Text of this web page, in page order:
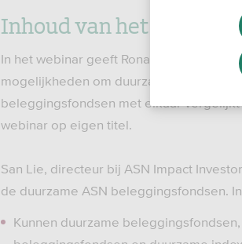
Inhoud van het webinar
In het webinar geeft Ronald van
mogelijkheden om duurzaam te
beleggingsfondsen met elkaar
webinar op eigen titel.
San Lie, directeur bij ASN Impact
de duurzame ASN beleggingsfondsen.
Kunnen duurzame